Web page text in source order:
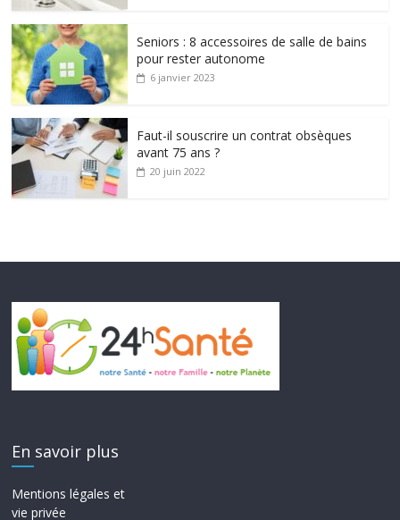
Seniors : 8 accessoires de salle de bains
pour rester autonome
6 janvier 2023
Faut-il souscrire un contrat obsèques
avant 75 ans ?
20 juin 2022
En savoir plus
Mentions légales et
vie privée